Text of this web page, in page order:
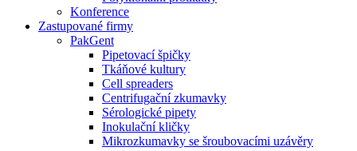
Konference
Zastupované firmy
PakGent
Pipetovací špičky
Tkáňové kultury
Cell spreaders
Centrifugační zkumavky
Sérologické pipety
Inokulační kličky
Mikrozkumavky se šroubovacími uzávěry